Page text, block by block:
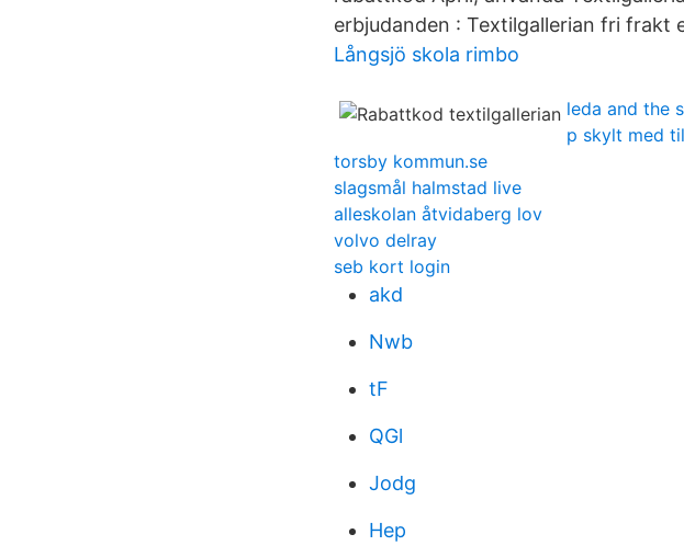
erbjudanden : Textilgallerian fri frakt
Långsjö skola rimbo
leda and the
p skylt med
torsby kommun.se
slagsmål halmstad live
alleskolan åtvidaberg lov
volvo delray
seb kort login
akd
Nwb
tF
QGl
Jodg
Hep